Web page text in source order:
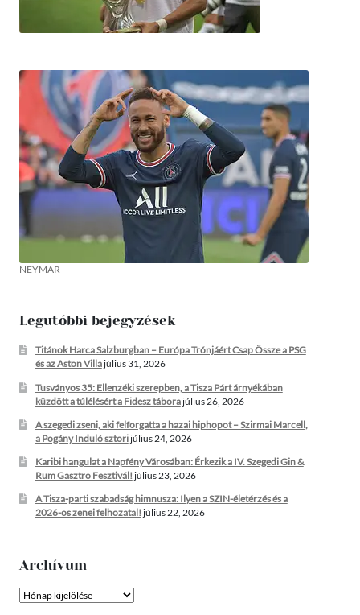
NEYMAR
Legutóbbi bejegyzések
Titánok Harca Salzburgban – Európa Trónjáért Csap Össze a PSG
és az Aston Villajúlius 31, 2026
Tusványos 35: Ellenzéki szerepben, a Tisza Párt árnyékában
küzdött a túlélésért a Fidesz táborajúlius 26, 2026
A szegedi zseni, aki felforgatta a hazai hiphopot – Szirmai Marcell,
a Pogány Induló sztorijúlius 24, 2026
Karibi hangulat a Napfény Városában: Érkezik a IV. Szegedi Gin &
Rum Gasztro Fesztivál! július 23, 2026
A Tisza-parti szabadság himnusza: Ilyen a SZIN-életérzés és a
2026-os zenei felhozatal! július 22, 2026
Archívum
Archívum